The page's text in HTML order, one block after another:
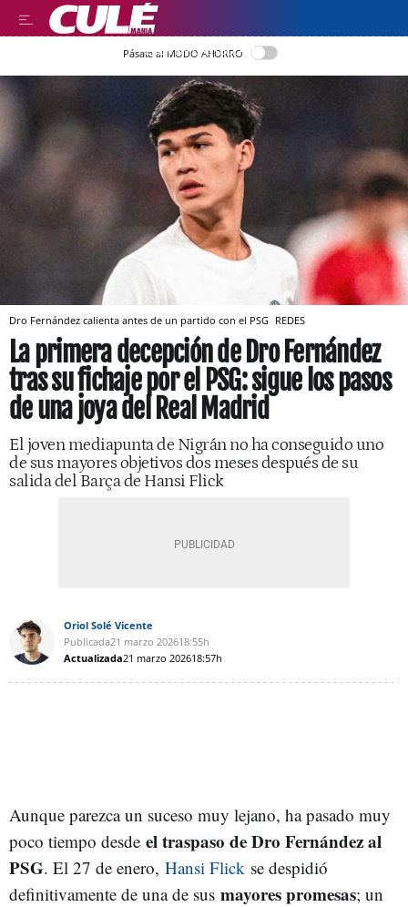
LEER EN CASTELLANO
Pásate al MODO AHORRO
Dro Fernández calienta antes de un partido con el PSG REDES
La primera decepción de Dro Fernández
tras su fichaje por el PSG: sigue los pasos
de una joya del Real Madrid
El joven mediapunta de Nigrán no ha conseguido uno
de sus mayores objetivos dos meses después de su
salida del Barça de Hansi Flick
Oriol Solé Vicente
Publicada21 marzo 202618:55h
Actualizada21 marzo 202618:57h
Aunque parezca un suceso muy lejano, ha pasado muy
poco tiempo desde el traspaso de Dro Fernández al
PSG. El 27 de enero, Hansi Flick se despidió
definitivamente de una de sus mayores promesas; un